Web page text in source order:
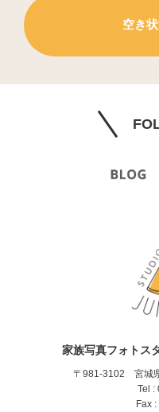
空き
家族写真フォトス
〒981-3102 宮城
Tel :
Fax